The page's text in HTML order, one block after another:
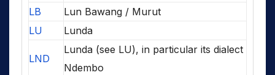
LB
Lun Bawang / Murut
LU
Lunda
LND
Lunda (see LU), in particular its dialect
Ndembo